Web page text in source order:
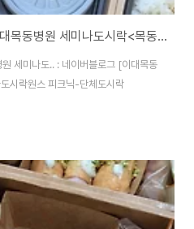
[이대목동병원 단체도시락]이대목동병원 세미나도시락<목동도시락/단체도시락/도시락케이터링:원스피크닉>
세미나도.. : 네이버블로그 [이대목동
시락원스 피크닉-단체도시락